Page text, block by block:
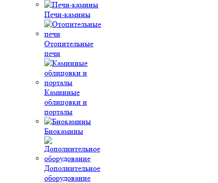
Печи-камины
Отопительные
печи
Каминные
облицовки и
порталы
Биокамины
Дополнительное
оборудование